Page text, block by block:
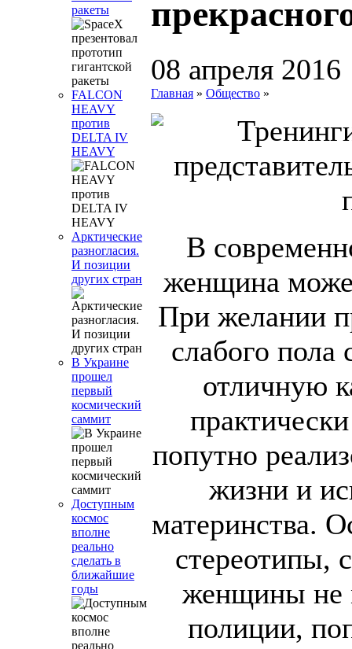
ракеты
FALCON
HEAVY
против
DELTA IV
HEAVY
Арктические
разногласия.
И позиции
других стран
В Украине
прошел
первый
космический
саммит
Доступным
космос
вполне
реально
сделать в
ближайшие
годы
08 апреля 2016
Главная » Общество »
В
женщина
При желании
слабого пола
отличную
попутно
жизни и
материнства.
стереотипы,
женщины не
полиции,